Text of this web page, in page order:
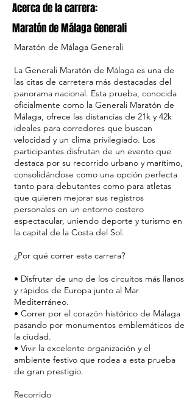
Acerca de la carrera:
Maratón de Málaga Generali
Maratón de Málaga Generali
La Generali Maratón de Málaga es una de
las citas de carretera más destacadas del
panorama nacional. Esta prueba, conocida
oficialmente como la Generali Maratón de
Málaga, ofrece las distancias de 21k y 42k
ideales para corredores que buscan
velocidad y un clima privilegiado. Los
participantes disfrutan de un evento que
destaca por su recorrido urbano y marítimo,
consolidándose como una opción perfecta
tanto para debutantes como para atletas
que quieren mejorar sus registros
personales en un entorno costero
espectacular, uniendo deporte y turismo en
la capital de la Costa del Sol.
¿Por qué correr esta carrera?
• Disfrutar de uno de los circuitos más llanos
y rápidos de Europa junto al Mar
Mediterráneo.
• Correr por el corazón histórico de Málaga
pasando por monumentos emblemáticos de
la ciudad.
• Vivir la excelente organización y el
ambiente festivo que rodea a esta prueba
de gran prestigio.
Recorrido